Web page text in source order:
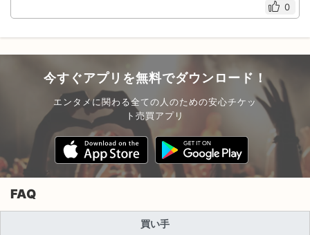
0
今すぐアプリを無料でダウンロード！
エンタメに関わる全ての人のための安心チケッ
ト売買アプリ
FAQ
買い手